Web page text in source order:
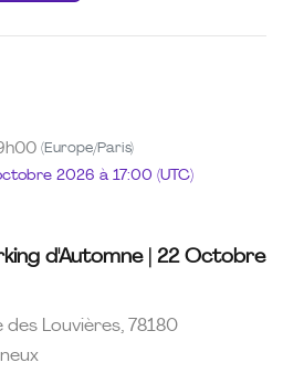
(Europe/Paris)
2026 à 17:00 (UTC)
d'Automne | 22 Octobre
des Louvières, 78180